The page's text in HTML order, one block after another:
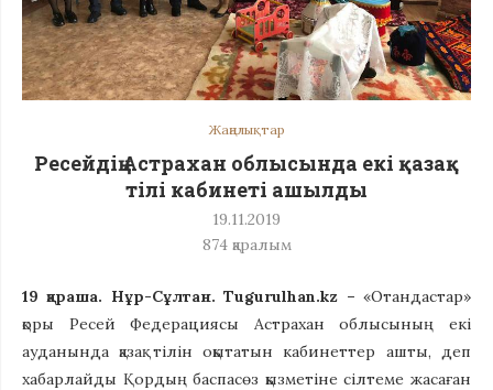
Жаңалықтар
Ресейдің Астрахан облысында екі қазақ
тілі кабинеті ашылды
19.11.2019
874қаралым
19 қараша. Нұр-Сұлтан. Tugurulhan.kz – «Отандастар»
қоры Ресей Федерациясы Астрахан облысының екі
ауданында қазақ тілін оқытатын кабинеттер ашты, деп
хабарлайды Қордың баспасөз қызметіне сілтеме жасаған